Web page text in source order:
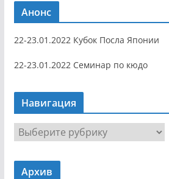
Анонс
22-23.01.2022 Кубок Посла Японии
22-23.01.2022 Семинар по кюдо
Навигация
Н
а
в
Архив